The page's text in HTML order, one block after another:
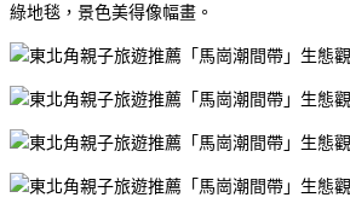
綠地毯，景色美得像幅畫。